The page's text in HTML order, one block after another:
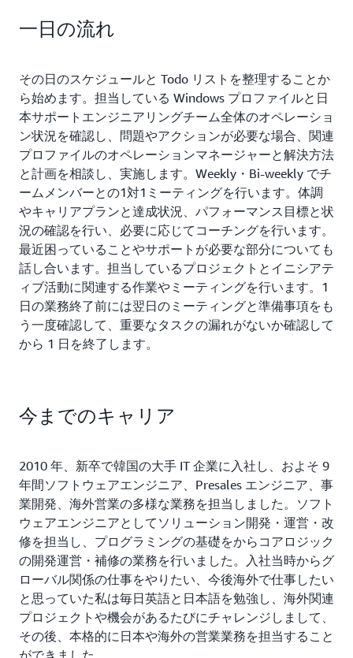
一日の流れ
その日のスケジュールと Todo リストを整理することか
ら始めます。担当している Windows プロファイルと日
本サポートエンジニアリングチーム全体のオペレーショ
ン状況を確認し、問題やアクションが必要な場合、関連
プロファイルのオペレーションマネージャーと解決方法
と計画を相談し、実施します。Weekly・Bi-weekly でチ
ームメンバーとの1対1ミーティングを行います。体調
やキャリアプランと達成状況、パフォーマンス目標と状
況の確認を行い、必要に応じてコーチングを行います。
最近困っていることやサポートが必要な部分についても
話し合います。担当しているプロジェクトとイニシアテ
ィブ活動に関連する作業やミーティングを行います。1
日の業務終了前には翌日のミーティングと準備事項をも
う一度確認して、重要なタスクの漏れがないか確認して
から 1 日を終了します。
今までのキャリア
2010 年、新卒で韓国の大手 IT 企業に入社し、およそ 9
年間ソフトウェアエンジニア、Presales エンジニア、事
業開発、海外営業の多様な業務を担当しました。ソフト
ウェアエンジニアとしてソリューション開発・運営・改
修を担当し、プログラミングの基礎をからコアロジック
の開発運営・補修の業務を行いました。入社当時からグ
ローバル関係の仕事をやりたい、今後海外で仕事したい
と思っていた私は毎日英語と日本語を勉強し、海外関連
プロジェクトや機会があるたびにチャレンジしまして、
その後、本格的に日本や海外の営業業務を担当すること